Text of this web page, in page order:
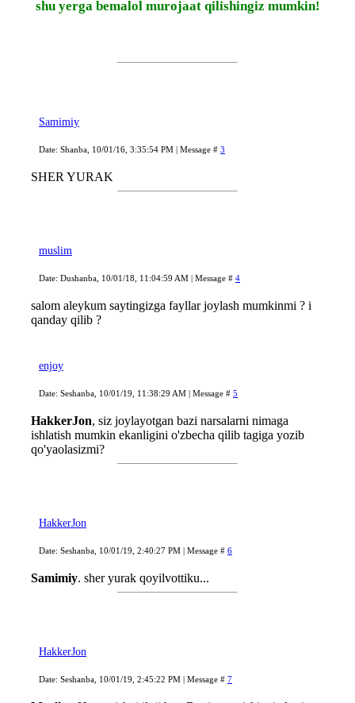
shu yerga bemalol murojaat qilishingiz mumkin!
Samimiy
Date: Shanba, 10/01/16, 3:35:54 PM | Message # 3
SHER YURAK
muslim
Date: Dushanba, 10/01/18, 11:04:59 AM | Message # 4
salom aleykum saytingizga fayllar joylash mumkinmi ? i
qanday qilib ?
enjoy
Date: Seshanba, 10/01/19, 11:38:29 AM | Message # 5
HakkerJon, siz joylayotgan bazi narsalarni nimaga
ishlatish mumkin ekanligini o'zbecha qilib tagiga yozib
qo'yaolasizmi?
HakkerJon
Date: Seshanba, 10/01/19, 2:40:27 PM | Message # 6
Samimiy. sher yurak qoyilvottiku...
HakkerJon
Date: Seshanba, 10/01/19, 2:45:22 PM | Message # 7